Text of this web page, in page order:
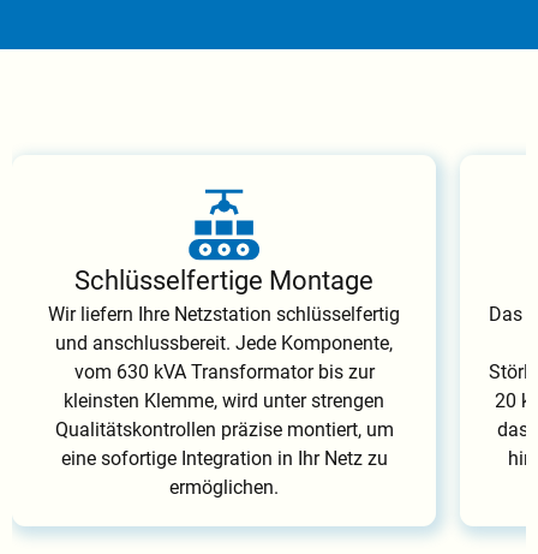
Schlüsselfertige Montage
Wir liefern Ihre Netzstation schlüsselfertig
und anschlussbereit. Jede Komponente,
vom 630 kVA Transformator bis zur
kleinsten Klemme, wird unter strengen
Qualitätskontrollen präzise montiert, um
eine sofortige Integration in Ihr Netz zu
ermöglichen.
Das
20
das